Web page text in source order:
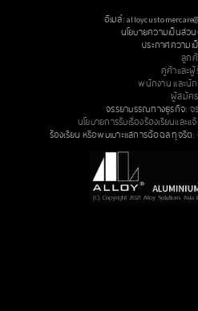
อีเมล์:
นโยบายความเป็นส่ว
ประกาศความเ
ลูก
คู่ค้าและผู้
พนักงาน และนั
ผู้สมัคร
จรรยาบรรณทางธุรกิจ: จ
นโยบายการรับเรื่องร้องเรียนและ
ร้องเรียน หรือพบเบาะแสการฉ้อฉล ทุจริต: